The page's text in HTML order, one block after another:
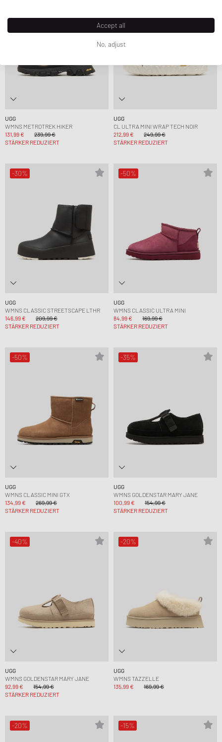
UGG
WMNS METROTREK HIKER
131,99 €
239,99 €
STÄRKER REDUZIERT
UGG
CL ULTRA MINI WRAP TECH NOIR
212,99 €
249,99 €
STÄRKER REDUZIERT
-30%
UGG
WMNS CLASSIC STREETSCAPE LTHR
146,99 €
209,99 €
STÄRKER REDUZIERT
-50%
UGG
WMNS CLASSIC ULTRA MINI
84,99 €
169,99 €
STÄRKER REDUZIERT
-50%
UGG
WMNS CLASSIC MINI GTX
134,99 €
269,99 €
STÄRKER REDUZIERT
-35%
UGG
WMNS GOLDENSTAR MARY JANE
100,99 €
154,99 €
STÄRKER REDUZIERT
-40%
UGG
WMNS GOLDENSTAR MARY JANE
92,99 €
154,99 €
STÄRKER REDUZIERT
-20%
UGG
WMNS TAZZELLE
135,99 €
169,99 €
-20% -15%
Accept all
No, adjust